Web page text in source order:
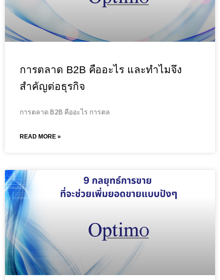
การตลาด B2B คืออะไร และทำไมจึง
สำคัญต่อธุรกิจ
การตลาด B2B คืออะไร การตล
READ MORE »